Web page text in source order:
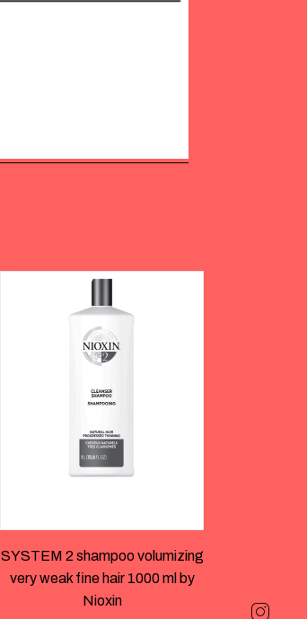
SYSTEM 2 shampoo volumizing
very weak fine hair 1000 ml by
Nioxin